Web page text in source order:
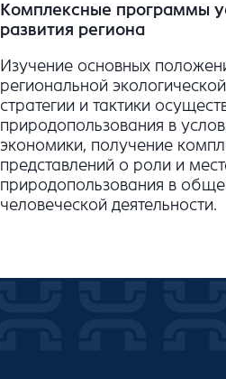
Комплексные программы
развития региона
Изучение основных
региональной
стратегии и тактики
природопользования в
экономики, получение
представлений о роли и
природопользования в
человеческой деятельности.